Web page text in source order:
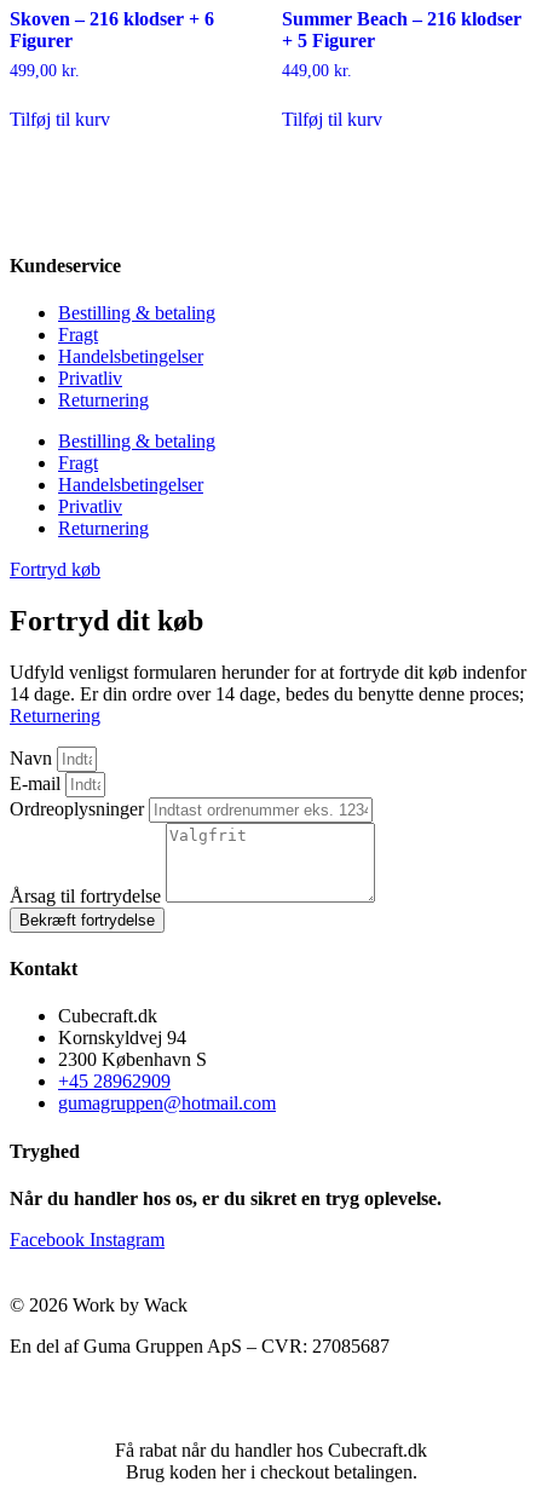
Skoven – 216 klodser + 6
Figurer
499,00 kr.
Tilføj til kurv
Summer Beach – 216 klodser
+ 5 Figurer
449,00 kr.
Tilføj til kurv
Kundeservice
Bestilling & betaling
Fragt
Handelsbetingelser
Privatliv
Returnering
Bestilling & betaling
Fragt
Handelsbetingelser
Privatliv
Returnering
Fortryd køb
Fortryd dit køb
Udfyld venligst formularen herunder for at fortryde dit køb indenfor
14 dage. Er din ordre over 14 dage, bedes du benytte denne proces;
Returnering
Navn
E-mail
Ordreoplysninger
Årsag til fortrydelse
Bekræft fortrydelse
Kontakt
Cubecraft.dk
Kornskyldvej 94
2300 København S
+45 28962909
gumagruppen@hotmail.com
Tryghed
Når du handler hos os, er du sikret en tryg oplevelse.
Facebook Instagram
© 2026 Work by Wack
En del af Guma Gruppen ApS – CVR: 27085687
Få rabat når du handler hos Cubecraft.dk
Brug koden her i checkout betalingen.